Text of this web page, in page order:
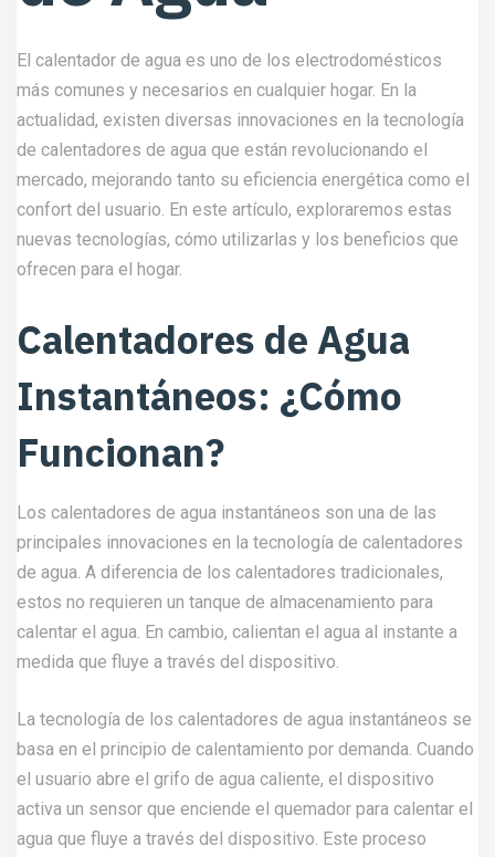
El calentador de agua es uno de los electrodomésticos
más comunes y necesarios en cualquier hogar. En la
actualidad, existen diversas innovaciones en la tecnología
de calentadores de agua que están revolucionando el
mercado, mejorando tanto su eficiencia energética como el
confort del usuario. En este artículo, exploraremos estas
nuevas tecnologías, cómo utilizarlas y los beneficios que
ofrecen para el hogar.
Calentadores de Agua
Instantáneos: ¿Cómo
Funcionan?
Los calentadores de agua instantáneos son una de las
principales innovaciones en la tecnología de calentadores
de agua. A diferencia de los calentadores tradicionales,
estos no requieren un tanque de almacenamiento para
calentar el agua. En cambio, calientan el agua al instante a
medida que fluye a través del dispositivo.
La tecnología de los calentadores de agua instantáneos se
basa en el principio de calentamiento por demanda. Cuando
el usuario abre el grifo de agua caliente, el dispositivo
activa un sensor que enciende el quemador para calentar el
agua que fluye a través del dispositivo. Este proceso